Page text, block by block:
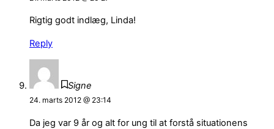
Rigtig godt indlæg, Linda!
Reply
Signe
24. marts 2012 @ 23:14
Da jeg var 9 år og alt for ung til at forstå situationens